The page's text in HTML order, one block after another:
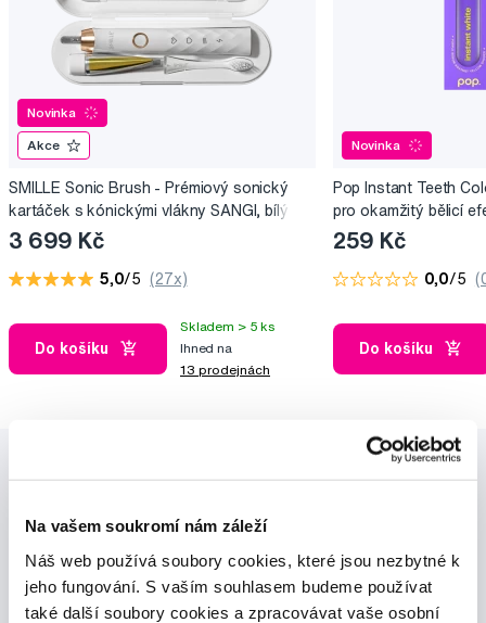
Na vašem soukromí nám záleží
Náš web používá soubory cookies, které jsou nezbytné k
jeho fungování. S vaším souhlasem budeme používat
také další soubory cookies a zpracovávat vaše osobní
Novinka
Akce
SMILLE Sonic Brush - Prémiový sonický
kartáček s kónickými vlákny SANGI, bílý
3 699 Kč
5,0/5 (27x)
Do košíku
Skladem > 5 ks
Ihned na
13 prodejnách
Novinka
Pop Instant Teeth
pro okamžitý bělicí
259 Kč
0,0/5
Do košíku
Novinky a nabídky